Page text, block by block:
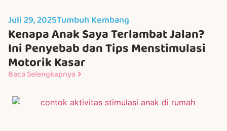
Juli 29, 2025Tumbuh Kembang
Kenapa Anak Saya Terlambat Jalan?
Ini Penyebab dan Tips Menstimulasi
Motorik Kasar
Baca Selengkapnya